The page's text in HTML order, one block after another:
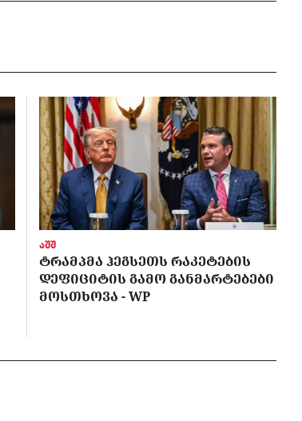
აშშ
ᲢᲠᲐᲛᲞᲛᲐ ᲰᲔᲒᲡᲔᲗᲡ ᲠᲐᲙᲔᲢᲔᲑᲘᲡ
ᲓᲔᲤᲘᲪᲘᲢᲘᲡ ᲒᲐᲛᲝ ᲒᲐᲜᲛᲐᲠᲢᲔᲑᲔᲑᲘ
ᲛᲝᲡᲗᲮᲝᲕᲐ - WP